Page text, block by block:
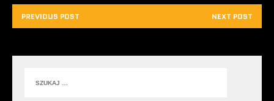
PREVIOUS POST NEXT POST